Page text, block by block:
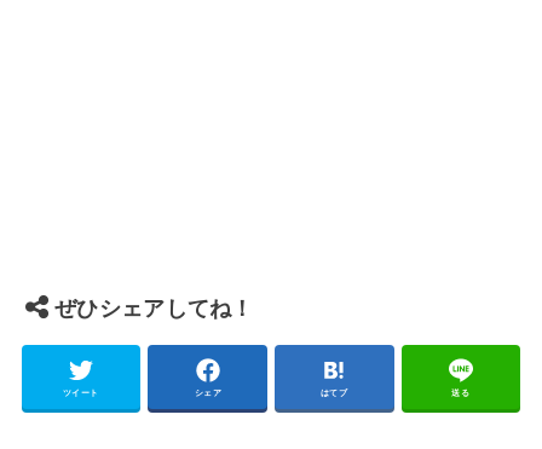
ぜひシェアしてね！
ツイート シェア はてブ 送る